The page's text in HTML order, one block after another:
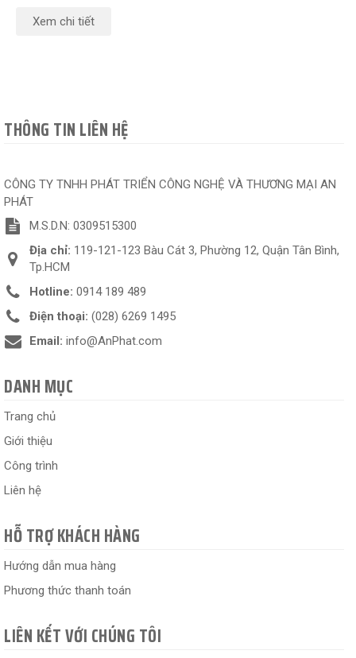
Xem chi tiết
THÔNG TIN LIÊN HỆ
CÔNG TY TNHH PHÁT TRIỂN CÔNG NGHỆ VÀ THƯƠNG MẠI AN
PHÁT
M.S.D.N: 0309515300
Địa chỉ: 119-121-123 Bàu Cát 3, Phường 12, Quận Tân Bình,
Tp.HCM
Hotline: 0914 189 489
Điện thoại: (028) 6269 1495
Email: info@AnPhat.com
DANH MỤC
Trang chủ
Giới thiệu
Công trình
Liên hệ
HỖ TRỢ KHÁCH HÀNG
Hướng dẫn mua hàng
Phương thức thanh toán
LIÊN KẾT VỚI CHÚNG TÔI